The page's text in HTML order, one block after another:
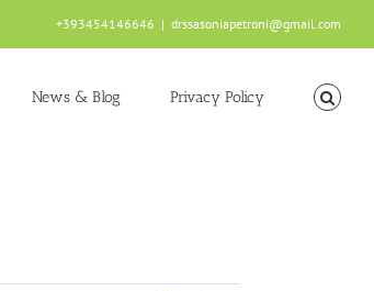
+393454146646 | drssasoniapetroni@gmail.com
News & Blog Privacy Policy